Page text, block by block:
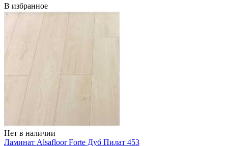
В избранное
Нет в наличии
Ламинат Alsafloor Forte Дуб Пилат 453